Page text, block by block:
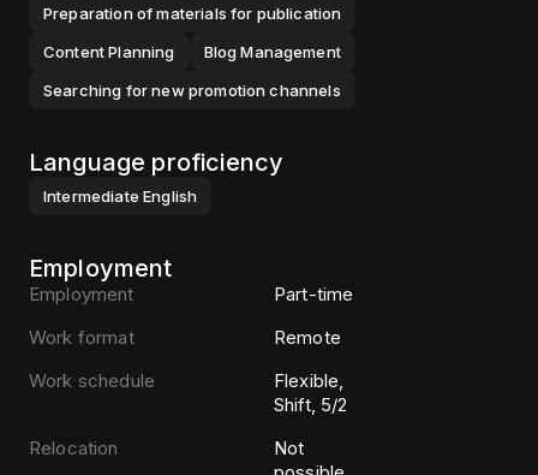
Preparation of materials for publication
Content Planning
Blog Management
Searching for new promotion channels
Language proficiency
Intermediate English
Employment
Employment
Part-time
Work format
Remote
Work schedule
Flexible,
Shift, 5/2
Relocation
Not